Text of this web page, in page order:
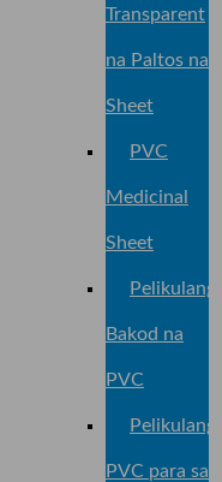
Transparent
na Paltos na
Sheet
PVC
Medicinal
Sheet
Pelikulang
Bakod na
PVC
Pelikulang
PVC para sa